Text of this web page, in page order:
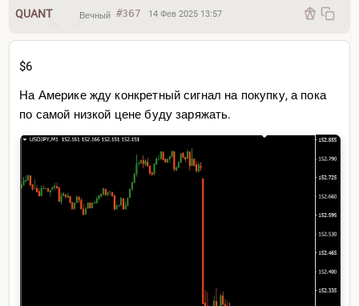
QUANT Вечный #367 14 Фев 2025 13:57
$6
На Америке жду конкретный сигнал на покупку, а пока
по самой низкой цене буду заряжать.